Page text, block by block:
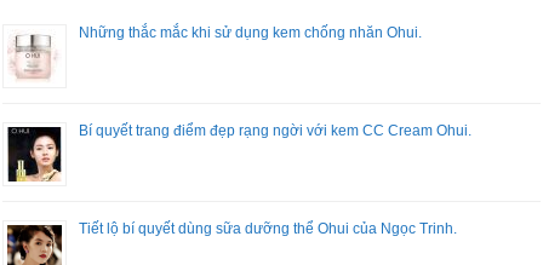
Những thắc mắc khi sử dụng kem chống nhăn Ohui.
Bí quyết trang điểm đẹp rạng ngời với kem CC Cream Ohui.
Tiết lộ bí quyết dùng sữa dưỡng thể Ohui của Ngọc Trinh.